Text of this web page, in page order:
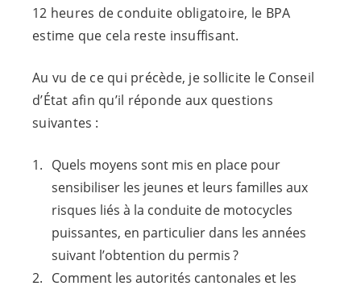
12 heures de conduite obligatoire, le BPA
estime que cela reste insuffisant.
Au vu de ce qui précède, je sollicite le Conseil
d’État afin qu’il réponde aux questions
suivantes :
Quels moyens sont mis en place pour
sensibiliser les jeunes et leurs familles aux
risques liés à la conduite de motocycles
puissantes, en particulier dans les années
suivant l’obtention du permis ?
Comment les autorités cantonales et les